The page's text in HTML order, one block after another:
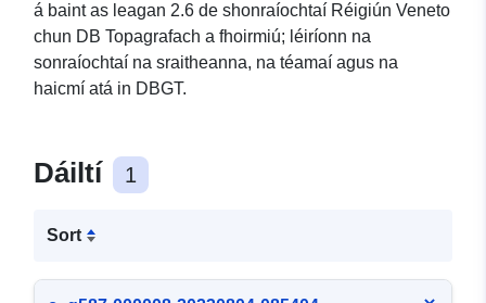
á baint as leagan 2.6 de shonraíochtaí Réigiún Veneto
chun DB Topagrafach a fhoirmiú; léiríonn na
sonraíochtaí na sraitheanna, na téamaí agus na
haicmí atá in DBGT.
Dáiltí 1
Sort